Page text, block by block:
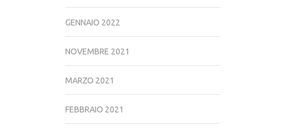
GENNAIO 2022
NOVEMBRE 2021
MARZO 2021
FEBBRAIO 2021